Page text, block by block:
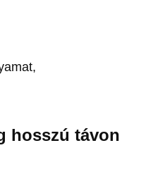
hosszú távon